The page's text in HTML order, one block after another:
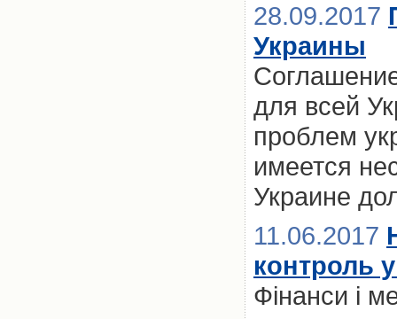
28.09.2017
Украины
для всей
проблем
имеется
Украине
11.06.2017
контроль
Фінанси і